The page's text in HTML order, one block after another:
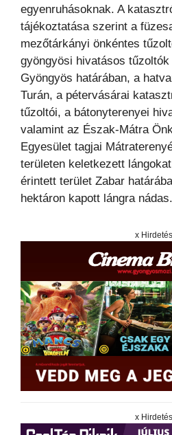
egyenruhásoknak. A
tájékoztatása szerint a
mezőtárkányi önkéntes
gyöngyösi hivatásos
Gyöngyös határában, a
Turán, a pétervásárai
tűzoltói, a bátonyterenyei
valamint az Észak-Mátra
Egyesület tagjai
területen keletkezett
érintett terület Zabar
hektáron kapott lángra nádas.
x Hirdetés
x Hirdetés